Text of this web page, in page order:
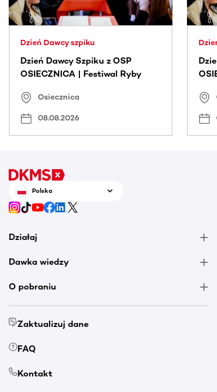
Dzień Dawcy szpiku
Dzień Dawcy Szpiku z OSP
OSIECZNICA | Festiwal Ryby
Osiecznica
08.08.2026
Polska
Działaj
Dawka wiedzy
O pobraniu
Zaktualizuj dane
FAQ
Kontakt